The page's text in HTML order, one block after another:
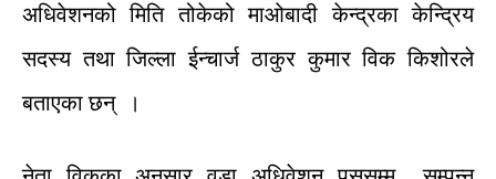
अधिवेशनको मिति तोकेकोमाओबादी केन्द्रका केन्द्रिय
सदस्य तथा जिल्ला ईन्चार्ज ठाकुर कुमार विक किशोरले
बताएका छन् ।